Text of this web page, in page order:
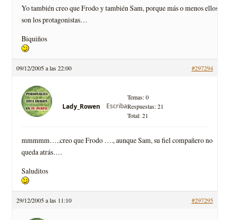
Yo también creo que Frodo y también Sam, porque más o menos ellos
son los protagonistas…
Biquiños
09/12/2005 a las 22:00 #297294
Lady_Rowen Escriba
Temas: 0
Respuestas: 21
Total: 21
mmmmm…..creo que Frodo …., aunque Sam, su fiel compañero no
queda atrás….
Saluditos
29/12/2005 a las 11:10 #297295